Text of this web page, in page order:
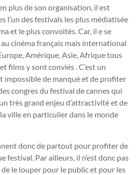
plus de son organisation, il est
l’un des festivals les plus médiatisée
et le plus convoités. Car, il e se
cinéma français mais international
Amérique, Asie, Afrique tous
films y sont conviés . C’est un
impossible de manqué et de profiter
congres du festival de cannes qui
très grand enjeu d’attractivité et de
ville en particulier dans le monde
donc de partout pour profiter de
festival. Par ailleurs, il n’est donc pas
le louper pour le public et pour les